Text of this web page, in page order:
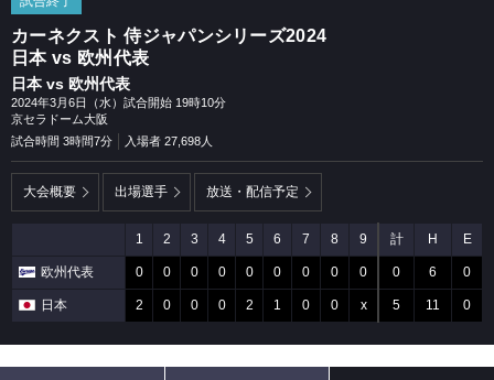
カーネクスト 侍ジャパンシリーズ2024
日本 vs 欧州代表
日本 vs 欧州代表
2024年3月6日（水）試合開始 19時10分
京セラドーム大阪
試合時間 3時間7分
入場者 27,698人
大会概要 出場選手 放送・配信予定
1 2 3 4 5 6 7 8 9 計 H E
欧州代表 0 0 0 0 0 0 0 0 0 0 6 0
日本 2 0 0 0 2 1 0 0 x 5 11 0